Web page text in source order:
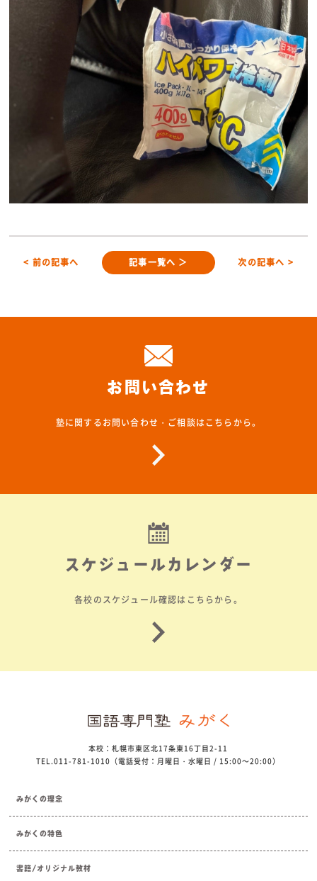
< 前の記事へ 記事一覧へ ＞ 次の記事へ >
お問い合わせ
塾に関するお問い合わせ・ご相談はこちらから。
スケジュールカレンダー
各校のスケジュール確認はこちらから。
本校：札幌市東区北17条東16丁目2-11
TEL.011-781-1010（電話受付：月曜日・水曜日 / 15:00～20:00）
みがくの理念
みがくの特色
書籍/オリジナル教材